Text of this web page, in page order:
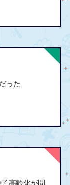
った
高齢化が問